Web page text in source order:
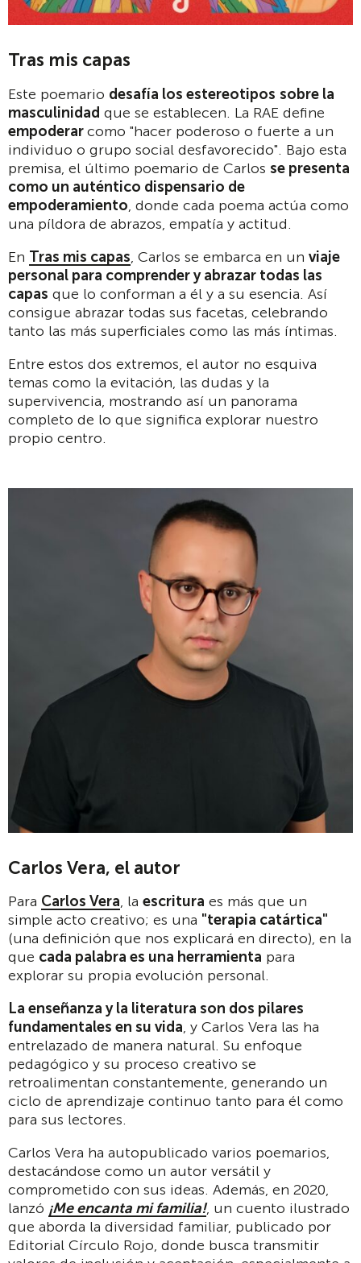
Tras mis capas
Este poemario desafía los estereotipos sobre la
masculinidad que se establecen. La RAE define
empoderarcomo "hacer poderoso o fuerte a un
individuo o grupo social desfavorecido". Bajo esta
premisa, el último poemario de Carlos se presenta
como un auténtico dispensario de
empoderamiento, donde cada poema actúa como
una píldora de abrazos, empatía y actitud.
En Tras mis capas, Carlos se embarca en un viaje
personal para comprender y abrazar todas las
capas que lo conforman a él y a su esencia. Así
consigue abrazar todas sus facetas, celebrando
tanto las más superficiales como las más íntimas.
Entre estos dos extremos, el autor no esquiva
temas como la evitación, las dudas y la
supervivencia, mostrando así un panorama
completo de lo que significa explorar nuestro
propio centro.
Carlos Vera, el autor
Para Carlos Vera, la escritura es más que un
simple acto creativo; es una "terapia catártica"
(una definición que nos explicará en directo), en la
que cada palabra es una herramienta para
explorar su propia evolución personal.
La enseñanza y la literatura son dos pilares
fundamentales en su vida, y Carlos Vera las ha
entrelazado de manera natural. Su enfoque
pedagógico y su proceso creativo se
retroalimentan constantemente, generando un
ciclo de aprendizaje continuo tanto para él como
para sus lectores.
Carlos Vera ha autopublicado varios poemarios,
destacándose como un autor versátil y
comprometido con sus ideas. Además, en 2020,
lanzó ¡Me encanta mi familia!, un cuento ilustrado
que aborda la diversidad familiar, publicado por
Editorial Círculo Rojo, donde busca transmitir